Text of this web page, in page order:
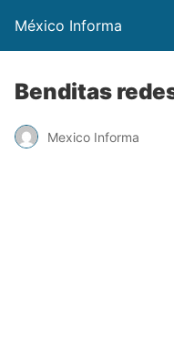
México Informa
Benditas
Mexico Informa